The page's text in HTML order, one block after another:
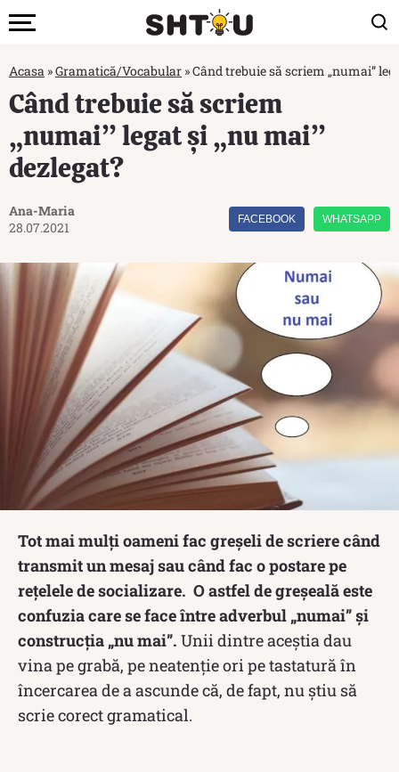
Acasa »Gramatică/Vocabular »Când trebuie să scriem „numai”
Când trebuie să scriem
„numai” legat și „nu mai”
dezlegat?
Ana-Maria
28.07.2021
FACEBOOK WHATSAPP
Tot mai mulți oameni fac greșeli de scriere când
transmit un mesaj sau când fac o postare pe
rețelele de socializare. O astfel de greșeală este
confuzia care se face între adverbul „numai” și
construcția „nu mai”. Unii dintre aceștia dau
vina pe grabă, pe neatenție ori pe tastatură în
încercarea de a ascunde că, de fapt, nu știu să
scrie corect gramatical.